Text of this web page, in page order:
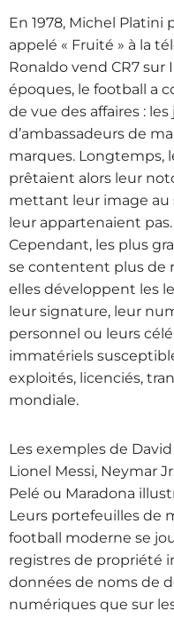
En 1978, Michel
appelé « Fruité » à la
Ronaldo vend CR7
époques, le football a
de vue des affaires :
d’ambassadeurs de
marques. Longtemps,
prêtaient alors leur
mettant leur image au
leur appartenaient
Cependant, les plus
se contentent plus de
elles développent les
leur signature, leur
personnel ou leurs
immatériels
exploités, licenciés,
mondiale.
Les exemples de
Lionel Messi, Neymar
Pelé ou Maradona
Leurs portefeuilles de
football moderne se
registres de propriété
données de noms de
numériques que sur